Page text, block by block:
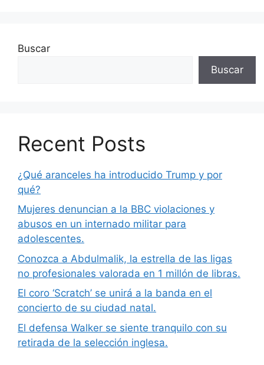
Buscar
Buscar
Recent Posts
¿Qué aranceles ha introducido Trump y por
qué?
Mujeres denuncian a la BBC violaciones y
abusos en un internado militar para
adolescentes.
Conozca a Abdulmalik, la estrella de las ligas
no profesionales valorada en 1 millón de libras.
El coro ‘Scratch’ se unirá a la banda en el
concierto de su ciudad natal.
El defensa Walker se siente tranquilo con su
retirada de la selección inglesa.